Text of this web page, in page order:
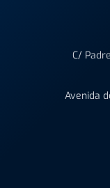
C/
Avenida